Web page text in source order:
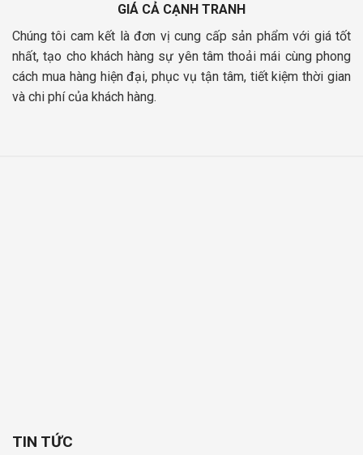
GIÁ CẢ CẠNH TRANH
Chúng tôi cam kết là đơn vị cung cấp sản phẩm với giá tốt
nhất, tạo cho khách hàng sự yên tâm thoải mái cùng phong
cách mua hàng hiện đại, phục vụ tận tâm, tiết kiệm thời gian
và chi phí của khách hàng.
TIN TỨC